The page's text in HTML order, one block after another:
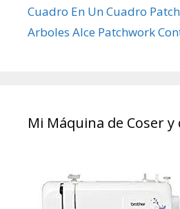
Cuadro En Un Cuadro
Arboles Alce Patchwork
Mi Máquina de Coser